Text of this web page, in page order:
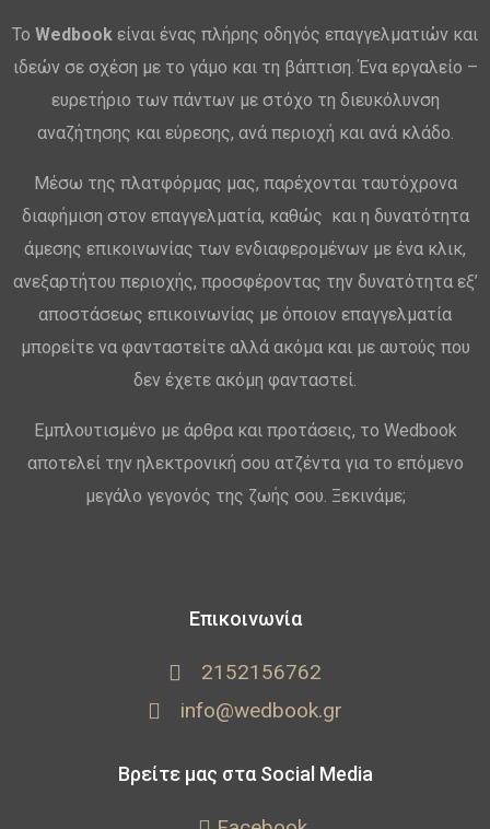
Το Wedbook είναι ένας πλήρης οδηγός επαγγελματιών και
ιδεών σε σχέση με το γάμο και τη βάπτιση. Ένα εργαλείο –
ευρετήριο των πάντων με στόχο τη διευκόλυνση
αναζήτησης και εύρεσης, ανά περιοχή και ανά κλάδο.
Μέσω της πλατφόρμας μας, παρέχονται ταυτόχρονα
διαφήμιση στον επαγγελματία, καθώς και η δυνατότητα
άμεσης επικοινωνίας των ενδιαφερομένων με ένα κλικ,
ανεξαρτήτου περιοχής, προσφέροντας την δυνατότητα εξ’
αποστάσεως επικοινωνίας με όποιον επαγγελματία
μπορείτε να φανταστείτε αλλά ακόμα και με αυτούς που
δεν έχετε ακόμη φανταστεί.
Εμπλουτισμένο με άρθρα και προτάσεις, το Wedbook
αποτελεί την ηλεκτρονική σου ατζέντα για το επόμενο
μεγάλο γεγονός της ζωής σου. Ξεκινάμε;
Επικοινωνία
2152156762
info@wedbook.gr
Βρείτε μας στα Social Media